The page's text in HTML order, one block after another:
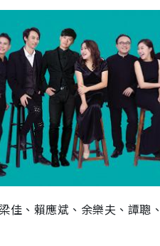
佳、賴應斌、余樂夫、譚聰